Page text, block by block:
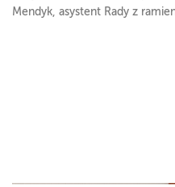
Mendyk, asystent Rady z